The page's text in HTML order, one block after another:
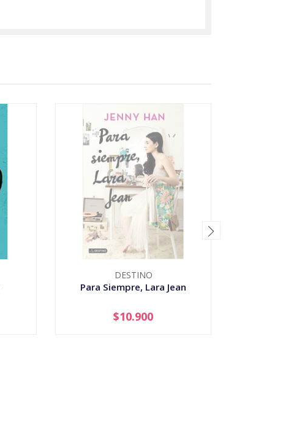
DESTINO
Para Siempre, Lara Jean
AGOTADO
$10.900